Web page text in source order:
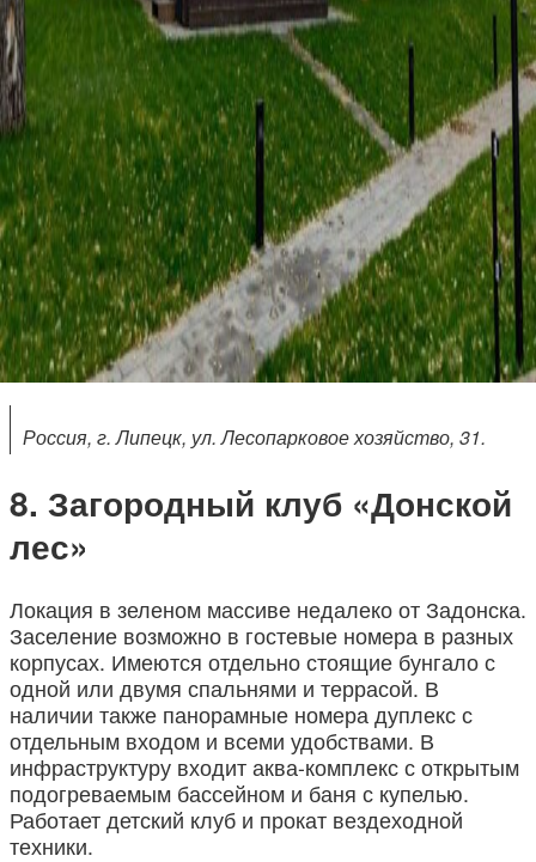
Россия, г. Липецк, ул. Лесопарковое хозяйство, 31.
Загородный клуб «Донской
лес»
Локация в зеленом массиве недалеко от Задонска.
Заселение возможно в гостевые номера в разных
корпусах. Имеются отдельно стоящие бунгало с
одной или двумя спальнями и террасой. В
наличии также панорамные номера дуплекс с
отдельным входом и всеми удобствами. В
инфраструктуру входит аква-комплекс с открытым
подогреваемым бассейном и баня с купелью.
Работает детский клуб и прокат вездеходной
техники.